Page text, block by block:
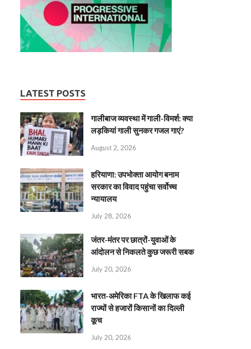
LATEST POSTS
गालीबाज व्‍यवस्‍था में गाली-विमर्श: क्या
लड़कियां गाली सुनकर गजल गाएं?
August 2, 2026
हरियाणा: उपभोक्ता आयोग बनाम
सरकार का विवाद पहुंचा सर्वोच्च
न्यायालय
July 28, 2026
जंतर-मंतर पर छात्रों-युवाओं के
आंदोलन से निकलते कुछ जरूरी सबक
July 20, 2026
भारत-अमेरिका FTA के खिलाफ कई
राज्यों से हजारों किसानों का दिल्ली
कूच
July 20, 2026